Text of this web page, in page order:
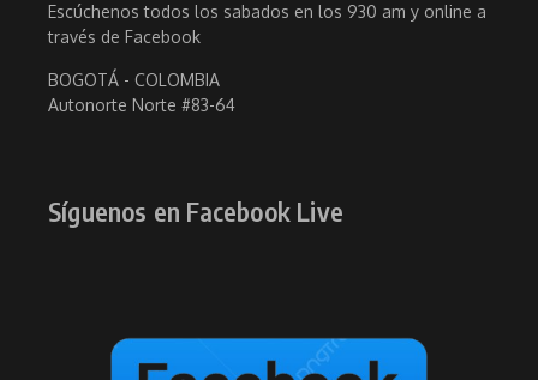
Escúchenos todos los sabados en los 930 am y online a
través de Facebook
BOGOTÁ - COLOMBIA
Autonorte Norte #83-64
Síguenos en Facebook Live